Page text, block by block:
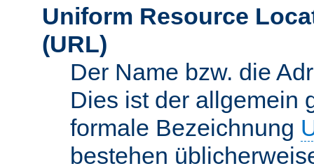
Uniform Resource
(URL)
Der Name bzw. die
Dies ist der allgemein
formale Bezeichnung
bestehen